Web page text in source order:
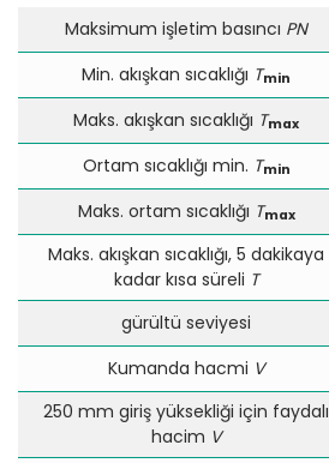
Maksimum işletim basıncı PN
Min. akışkan sıcaklığı Tmin
Maks. akışkan sıcaklığı Tmax
Ortam sıcaklığı min. Tmin
Maks. ortam sıcaklığı Tmax
Maks. akışkan sıcaklığı, 5 dakikaya
kadar kısa süreli T
gürültü seviyesi
Kumanda hacmi V
250 mm giriş yüksekliği için faydalı
hacim V